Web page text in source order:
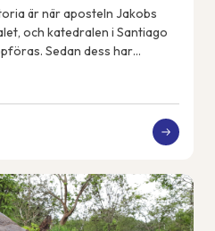
är när aposteln Jakobs
och katedralen i Santiago
Sedan dess har